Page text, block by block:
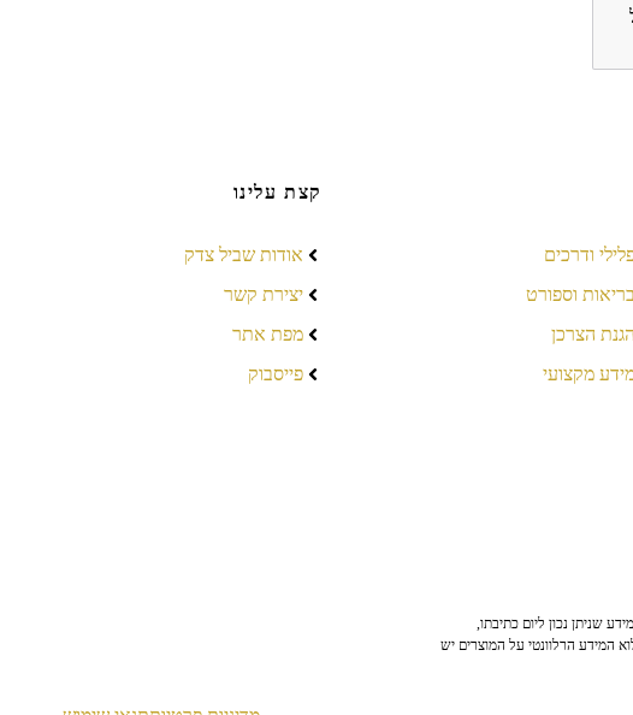
ודרכים
בריאות וספורט
הגנת הצרכן
מקצועי
קצת עלינו
אודות שביל צדק
יצירת קשר
מפת אתר
פייסבוק
שניתן נכון ליום כתיבתו,
המידע הרלוונטי על המוצרים יש